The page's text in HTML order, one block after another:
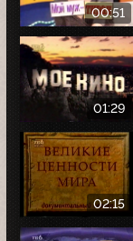
00:51
01:29
02:15